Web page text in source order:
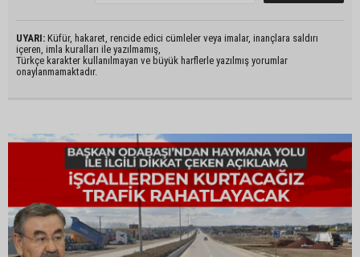
UYARI: Küfür, hakaret, rencide edici cümleler veya imalar, inançlara saldırı
içeren, imla kuralları ile yazılmamış,
Türkçe karakter kullanılmayan ve büyük harflerle yazılmış yorumlar
onaylanmamaktadır.